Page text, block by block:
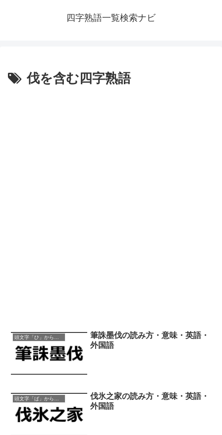
四字熟語一覧検索ナビ
伐を含む四字熟語
筆誅墨伐の読み方・意味・英語・
外国語
伐氷之家の読み方・意味・英語・
外国語